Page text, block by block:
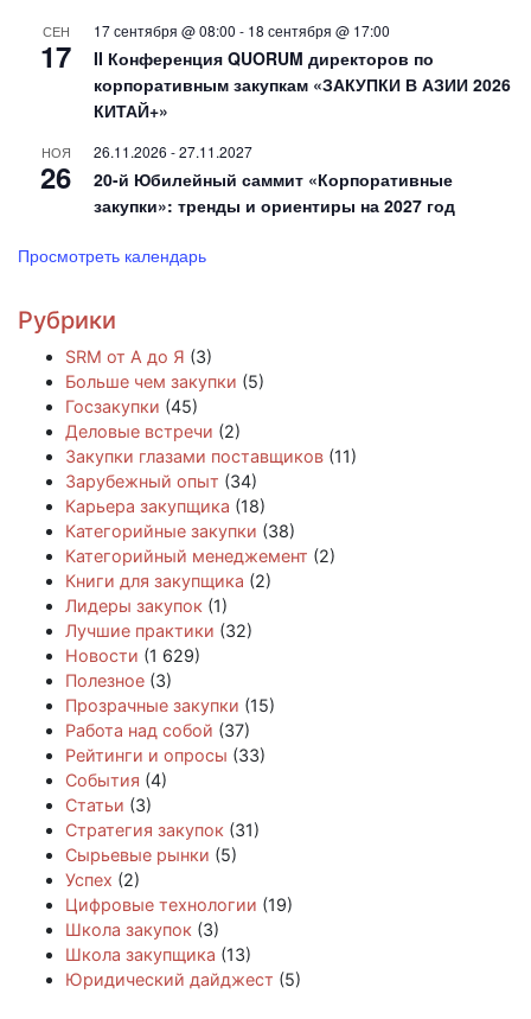
СЕН
17
17 сентября @ 08:00 - 18 сентября @ 17:00
II Конференция QUORUM директоров по
корпоративным закупкам «ЗАКУПКИ В АЗИИ 2026
КИТАЙ+»
НОЯ
26
26.11.2026 -27.11.2027
20-й Юбилейный саммит «Корпоративные
закупки»: тренды и ориентиры на 2027 год
Просмотреть календарь
Рубрики
SRM от А до Я (3)
Больше чем закупки (5)
Госзакупки (45)
Деловые встречи (2)
Закупки глазами поставщиков (11)
Зарубежный опыт (34)
Карьера закупщика (18)
Категорийные закупки (38)
Категорийный менеджемент (2)
Книги для закупщика (2)
Лидеры закупок (1)
Лучшие практики (32)
Новости (1 629)
Полезное (3)
Прозрачные закупки (15)
Работа над собой (37)
Рейтинги и опросы (33)
События (4)
Статьи (3)
Стратегия закупок (31)
Сырьевые рынки (5)
Успех (2)
Цифровые технологии (19)
Школа закупок (3)
Школа закупщика (13)
Юридический дайджест (5)